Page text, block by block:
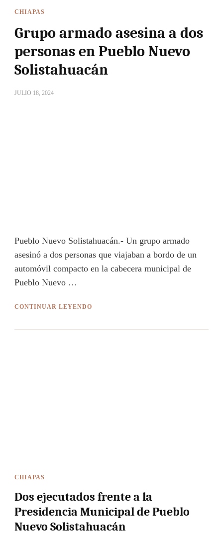
CHIAPAS
Grupo armado asesina a dos
personas en Pueblo Nuevo
Solistahuacán
JULIO 18, 2024
Pueblo Nuevo Solistahuacán.- Un grupo armado
asesinó a dos personas que viajaban a bordo de un
automóvil compacto en la cabecera municipal de
Pueblo Nuevo …
CONTINUAR LEYENDO
CHIAPAS
Dos ejecutados frente a la
Presidencia Municipal de Pueblo
Nuevo Solistahuacán